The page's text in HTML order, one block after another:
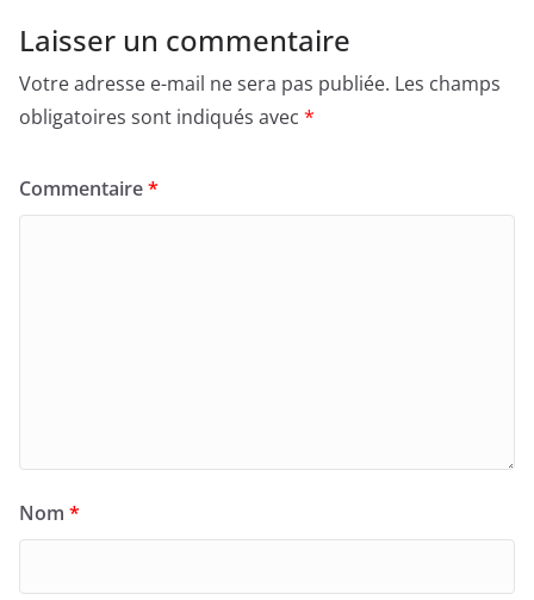
Laisser un commentaire
Votre adresse e-mail ne sera pas publiée. Les champs
obligatoires sont indiqués avec *
Commentaire*
Nom *